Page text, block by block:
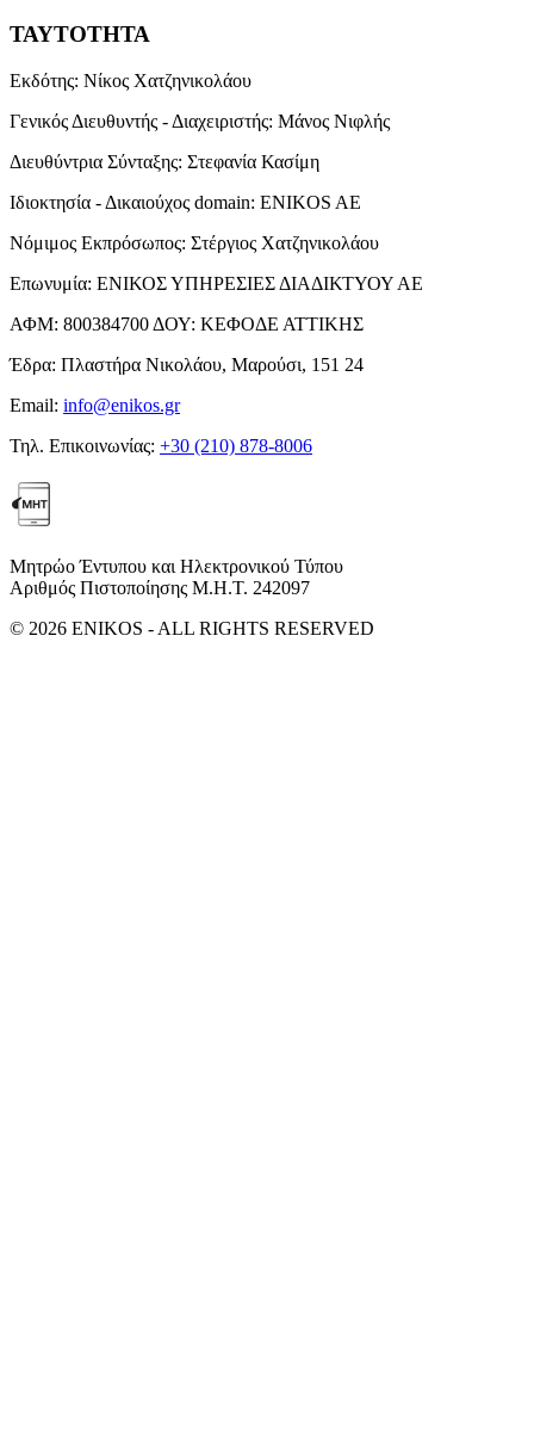
ΤΑΥΤΟΤΗΤΑ
Εκδότης: Νίκος Χατζηνικολάου
Γενικός Διευθυντής - Διαχειριστής: Μάνος Νιφλής
Διευθύντρια Σύνταξης: Στεφανία Κασίμη
Ιδιοκτησία - Δικαιούχος domain: ENIKOS AE
Νόμιμος Εκπρόσωπος: Στέργιος Χατζηνικολάου
Επωνυμία: ΕΝΙΚΟΣ ΥΠΗΡΕΣΙΕΣ ΔΙΑΔΙΚΤΥΟΥ ΑΕ
ΑΦΜ: 800384700 ΔΟΥ: ΚΕΦΟΔΕ ΑΤΤΙΚΗΣ
Έδρα: Πλαστήρα Νικολάου, Μαρούσι, 151 24
Email: info@enikos.gr
Τηλ. Επικοινωνίας: +30 (210) 878-8006
Μητρώο Έντυπου και Ηλεκτρονικού Τύπου
Αριθμός Πιστοποίησης Μ.Η.Τ. 242097
© 2026 ENIKOS - ALL RIGHTS RESERVED